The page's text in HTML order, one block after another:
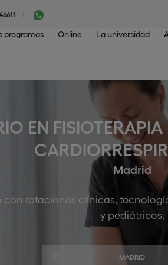
programas Online La universidad
EN
Madrid
rotaciones clínicas,
y pediátricos.
MADRID